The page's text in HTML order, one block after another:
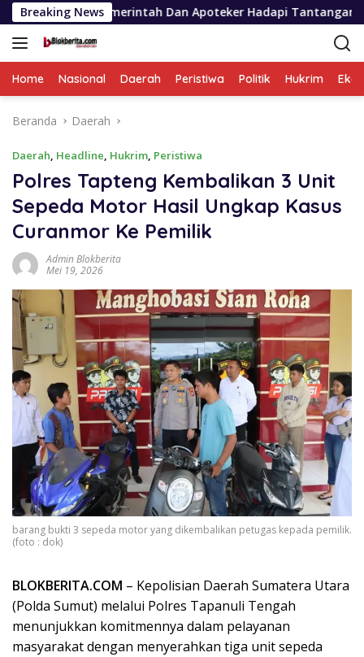
Langsung
ke
konten
Breaking News
Dan Apoteker Hadapi Tantangan Kesehatan Global
Home Nasional Daerah Peristiwa Politik Hukrim
Beranda Daerah
Daerah, Headline, Hukrim, Peristiwa
Polres Tapteng Kembalikan 3 Unit
Sepeda Motor Hasil Ungkap Kasus
Curanmor Ke Pemilik
Admin Blokberita
Mei 19, 2026
barang bukti 3 sepeda motor yang dikembalikan petugas kepada pemilik.
(foto : dok)
BLOKBERITA.COM – Kepolisian Daerah Sumatera Utara
(Polda Sumut) melalui Polres Tapanuli Tengah
menunjukkan komitmennya dalam pelayanan
masyarakat dengan menyerahkan tiga unit sepeda